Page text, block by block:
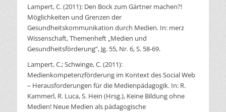
Lampert, C. (2011): Den Bock zum Gärtner machen?!
Möglichkeiten und Grenzen der
Gesundheitskommunikation durch Medien. In: merz
Wissenschaft, Themenheft „Medien und
Gesundheitsförderung“, Jg. 55, Nr. 6, S. 58-69.
Lampert, C.; Schwinge, C. (2011):
Medienkompetenzförderung im Kontext des Social Web
– Herausforderungen für die Medienpädagogik. In: R.
Kammerl, R. Luca, S. Hein (Hrsg.), Keine Bildung ohne
Medien! Neue Medien als pädagogische